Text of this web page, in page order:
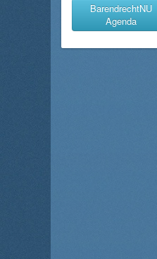
BarendrechtNU
Agenda